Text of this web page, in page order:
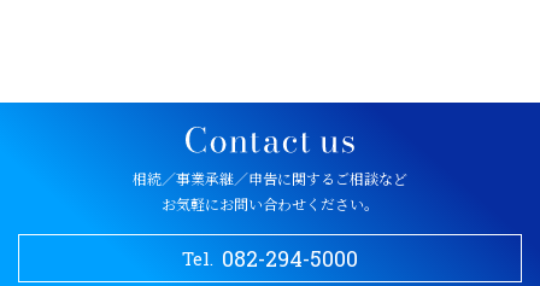
相続／事業承継／申告に関するご相談など
お気軽にお問い合わせください。
Tel. 082-294-5000